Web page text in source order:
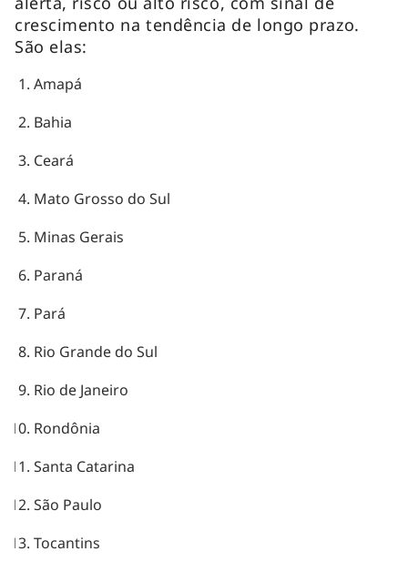
crescimento na tendência de longo prazo.
São elas:
Amapá
Bahia
Ceará
Mato Grosso do Sul
Minas Gerais
Paraná
Pará
Rio Grande do Sul
Rio de Janeiro
Rondônia
Santa Catarina
São Paulo
Tocantins